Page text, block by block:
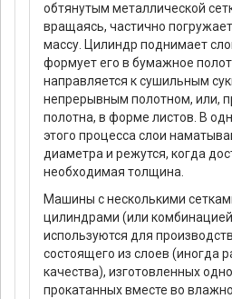
обтянутым металлической
вращаясь, частично
массу. Цилиндр поднимает
формует его в бумажное
направляется к сушильным
непрерывным полотном, или,
полотна, в форме листов. В
этого процесса слои
диаметра и режутся, когда
необходимая толщина.
Машины с несколькими
цилиндрами (или комбинацией
используются для
состоящего из слоев (иногда
качества), изготовленных
прокатанных вместе во